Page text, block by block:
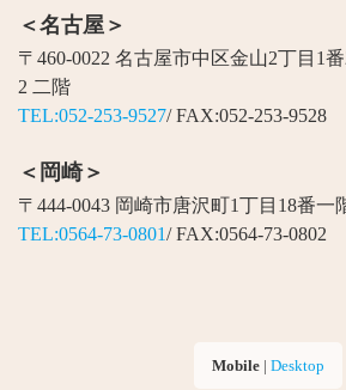
＜名古屋＞
〒460-0022 名古屋市中区金山2丁目1
2 二階
TEL:052-253-9527/ FAX:052-253-9528
＜岡崎＞
〒444-0043 岡崎市唐沢町1丁目18番一
TEL:0564-73-0801/ FAX:0564-73-0802
Mobile | Desktop